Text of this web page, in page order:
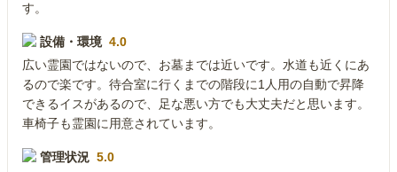
す。
設備・環境 4.0
広い霊園ではないので、お墓までは近いです。水道も近くにあ
るので楽です。待合室に行くまでの階段に1人用の自動で昇降
できるイスがあるので、足な悪い方でも大丈夫だと思います。
車椅子も霊園に用意されています。
管理状況 5.0